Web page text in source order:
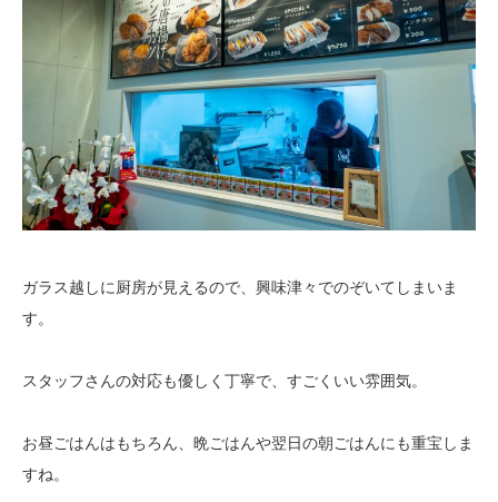
ガラス越しに厨房が見えるので、興味津々でのぞいてしまいま
す。
スタッフさんの対応も優しく丁寧で、すごくいい雰囲気。
お昼ごはんはもちろん、晩ごはんや翌日の朝ごはんにも重宝しま
すね。